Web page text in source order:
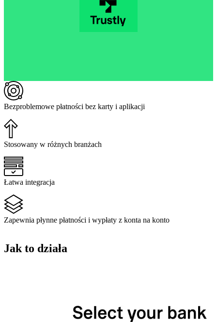
Bezproblemowe płatności bez karty i aplikacji
Stosowany w różnych branżach
Łatwa integracja
Zapewnia płynne płatności i wypłaty z konta na konto
Jak to działa